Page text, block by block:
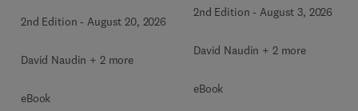
2nd Edition - August 20, 2026
David Naudin + 2 more
eBook
2nd Edition - August 3, 2026
David Naudin + 2 more
eBook